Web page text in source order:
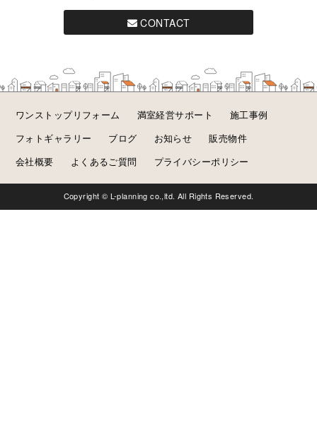
CONTACT
ワンストップリフォーム 満室経営サポート
施工事例
フォトギャラリー
ブログ お知らせ
販売物件
会社概要
よくあるご質問 プライバシーポリシー
Copyright © L-planning co.,ltd. All Rights Reserved.